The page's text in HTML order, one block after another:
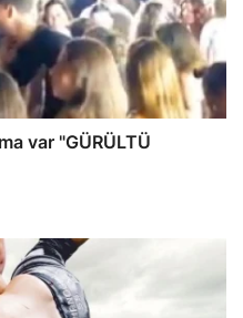
var "GÜRÜLTÜ